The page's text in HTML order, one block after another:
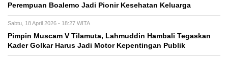
Perempuan Boalemo Jadi Pionir Kesehatan Keluarga
Sabtu, 18 April 2026 - 18:27 WITA
Pimpin Muscam V Tilamuta, Lahmuddin Hambali Tegaskan
Kader Golkar Harus Jadi Motor Kepentingan Publik